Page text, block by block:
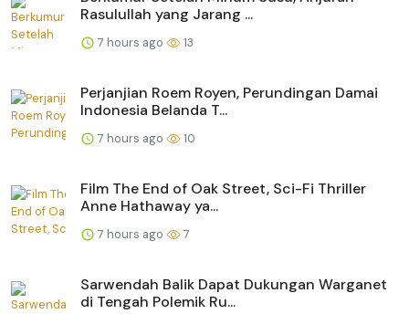
Rasulullah yang Jarang ...
7 hours ago 13
Perjanjian Roem Royen, Perundingan Damai
Indonesia Belanda T...
7 hours ago 10
Film The End of Oak Street, Sci-Fi Thriller
Anne Hathaway ya...
7 hours ago 7
Sarwendah Balik Dapat Dukungan Warganet
di Tengah Polemik Ru...